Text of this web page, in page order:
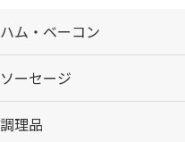
ハム・ベーコン
ソーセージ
調理品